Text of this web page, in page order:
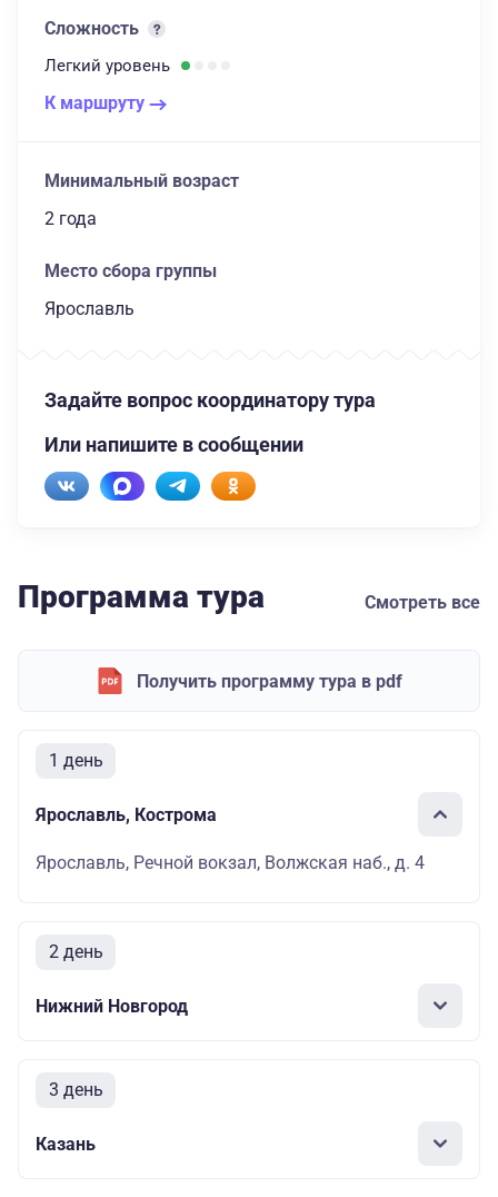
Сложность
Легкий уровень
К маршруту
Минимальный возраст
2 года
Место сбора группы
Ярославль
Задайте вопрос координатору тура
Или напишите в сообщении
Программа тура Смотреть все
Получить программу тура в pdf
1 день
Ярославль, Кострома
Ярославль, Речной вокзал, Волжская наб., д. 4
2 день
Нижний Новгород
3 день
Казань